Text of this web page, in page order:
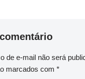
de e-mail não será
marcados com *